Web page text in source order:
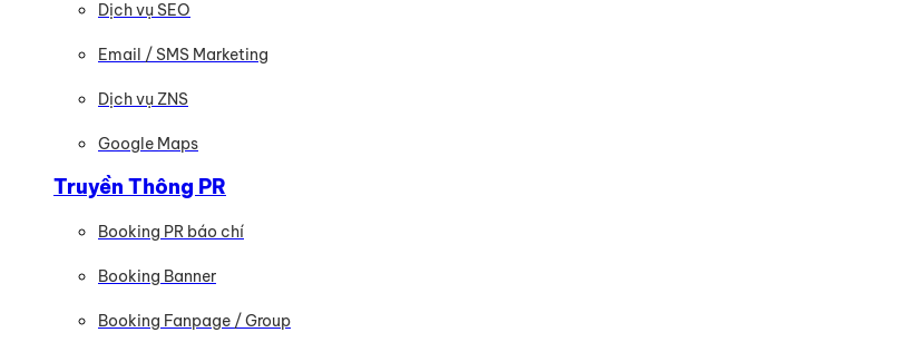
Dịch vụ SEO
Email / SMS Marketing
Dịch vụ ZNS
Google Maps
Truyền Thông PR
Booking PR báo chí
Booking Banner
Booking Fanpage / Group